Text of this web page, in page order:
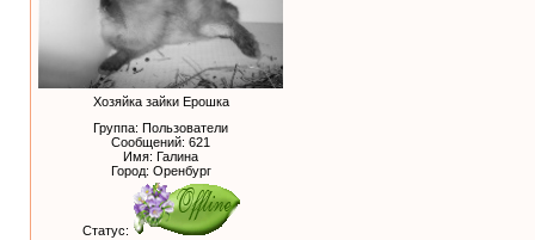
Хозяйка зайки Ерошка
Группа: Пользователи
Сообщений: 621
Имя: Галина
Город: Оренбург
Статус: